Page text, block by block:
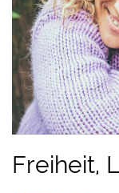
Freiheit,